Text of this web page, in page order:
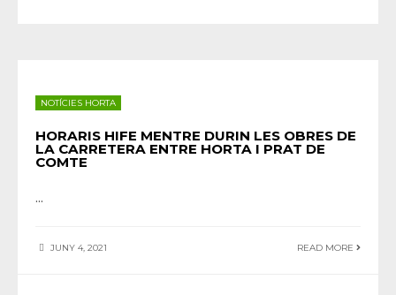
NOTÍCIES HORTA
HORARIS HIFE MENTRE DURIN LES OBRES DE
LA CARRETERA ENTRE HORTA I PRAT DE
COMTE
...
JUNY 4, 2021 READ MORE